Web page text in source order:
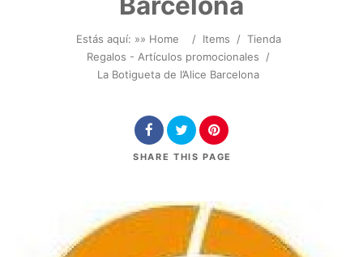
Estás aquí: »» Home / Items / Tienda
Regalos - Artículos promocionales
/
La Botigueta de l’Alice Barcelona
SHARE THIS PAGE